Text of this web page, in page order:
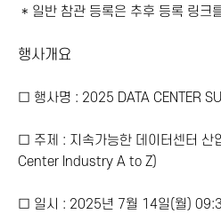
* 일반 참관 등록은 추후 등록 링크
행사개요
□ 행사명 : 2025 DATA CENTER
□ 주제 : 지속가능한 데이터센터
Center Industry A to Z)
□ 일시 : 2025년 7월 14일(월)